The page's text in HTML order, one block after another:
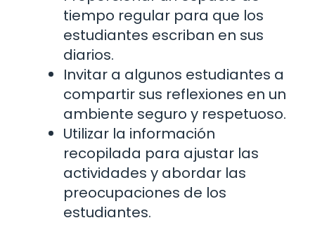
tiempo regular para que los
estudiantes escriban en sus
diarios.
Invitar a algunos estudiantes a
compartir sus reflexiones en un
ambiente seguro y respetuoso.
Utilizar la información
recopilada para ajustar las
actividades y abordar las
preocupaciones de los
estudiantes.